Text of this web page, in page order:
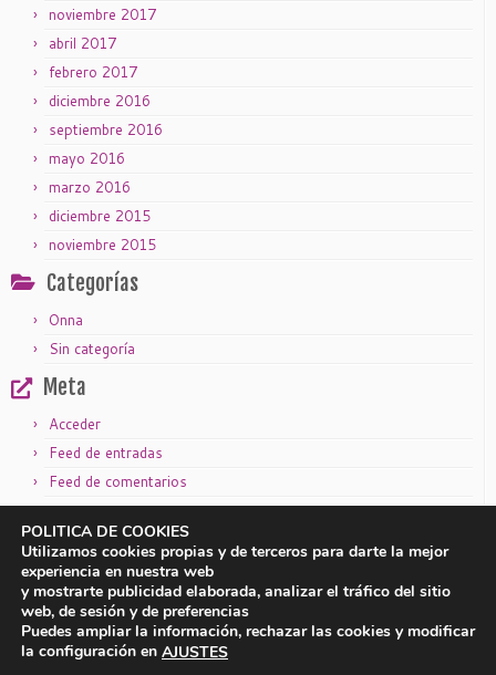
noviembre 2017
abril 2017
febrero 2017
diciembre 2016
septiembre 2016
mayo 2016
marzo 2016
diciembre 2015
noviembre 2015
Categorías
Onna
Sin categoría
Meta
Acceder
Feed de entradas
Feed de comentarios
WordPress.org
Aviso legal| Política de privacidad
POLITICA DE COOKIES
Utilizamos cookies propias y de terceros para darte la mejor
experiencia en nuestra web
y mostrarte publicidad elaborada, analizar el tráfico del sitio
web, de sesión y de preferencias
Puedes ampliar la información, rechazar las cookies y modificar
la configuración en AJUSTES